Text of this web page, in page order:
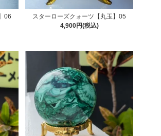
06
スターローズクォーツ【丸玉】05
4,900円(税込)